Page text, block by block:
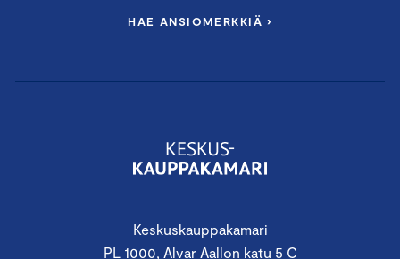
Keskuskauppakamari
PL 1000, Alvar Aallon katu 5 C
HAE ANSIOMERKKIÄ ›